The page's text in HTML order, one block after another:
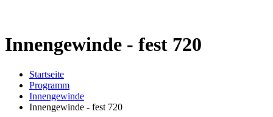
Innengewinde - fest 720
Startseite
Programm
Innengewinde
Innengewinde - fest 720